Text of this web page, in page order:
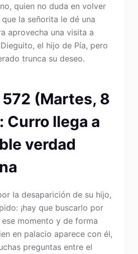
quien no duda en volver
la señorita le dé una
aprovecha una visita a
el hijo de Pía, pero
trunca su deseo.
(Martes, 8
Curro llega a
verdad
la desaparición de su hijo,
¡hay que buscarlo por
momento y de forma
en palacio aparece con él,
preguntas entre el